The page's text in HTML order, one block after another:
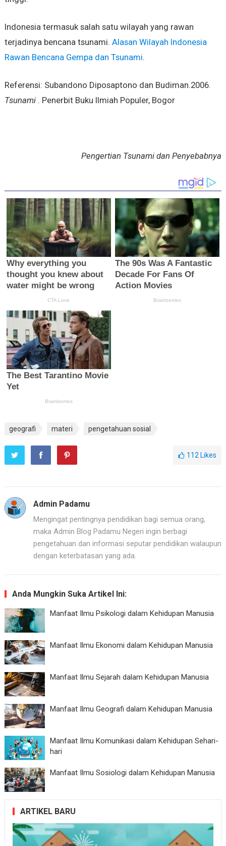
Indonesia termasuk salah satu wilayah yang rawan
terjadinya bencana tsunami. Alasan Wilayah Indonesia
Rawan Bencana Gempa dan Tsunami.
Referensi: Subandono Diposaptono dan Budiman.2006.
Tsunami. Penerbit Buku Ilmiah Populer, Bogor
Pengertian Tsunami dan Penyebabnya
geografi materi pengetahuan sosial
112 Likes
Admin Padamu
Mengingat pentingnya pendidikan bagi semua orang,
maka Admin Blog Padamu Negeri ingin berbagi
pengetahuan dan informasi seputar pendidikan walaupun
dengan keterbatasan yang ada.
Anda Mungkin Suka Artikel Ini:
Manfaat Ilmu Psikologi dalam Kehidupan Manusia
Manfaat Ilmu Ekonomi dalam Kehidupan Manusia
Manfaat Ilmu Sejarah dalam Kehidupan Manusia
Manfaat Ilmu Geografi dalam Kehidupan Manusia
Manfaat Ilmu Komunikasi dalam Kehidupan Sehari-
hari
Manfaat Ilmu Sosiologi dalam Kehidupan Manusia
ARTIKEL BARU